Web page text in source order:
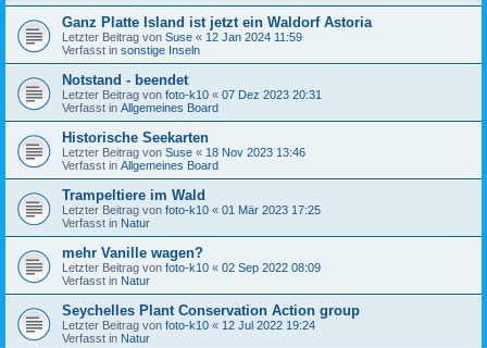
Ganz Platte Island ist jetzt ein Waldorf Astoria
Letzter Beitrag von Suse « 12 Jan 2024 11:59
Verfasst in sonstige Inseln
Notstand - beendet
Letzter Beitrag von foto-k10 « 07 Dez 2023 20:31
Verfasst in Allgemeines Board
Historische Seekarten
Letzter Beitrag von Suse « 18 Nov 2023 13:46
Verfasst in Allgemeines Board
Trampeltiere im Wald
Letzter Beitrag von foto-k10 « 01 Mär 2023 17:25
Verfasst in Natur
mehr Vanille wagen?
Letzter Beitrag von foto-k10 « 02 Sep 2022 08:09
Verfasst in Natur
Seychelles Plant Conservation Action group
Letzter Beitrag von foto-k10 « 12 Jul 2022 19:24
Verfasst in Natur